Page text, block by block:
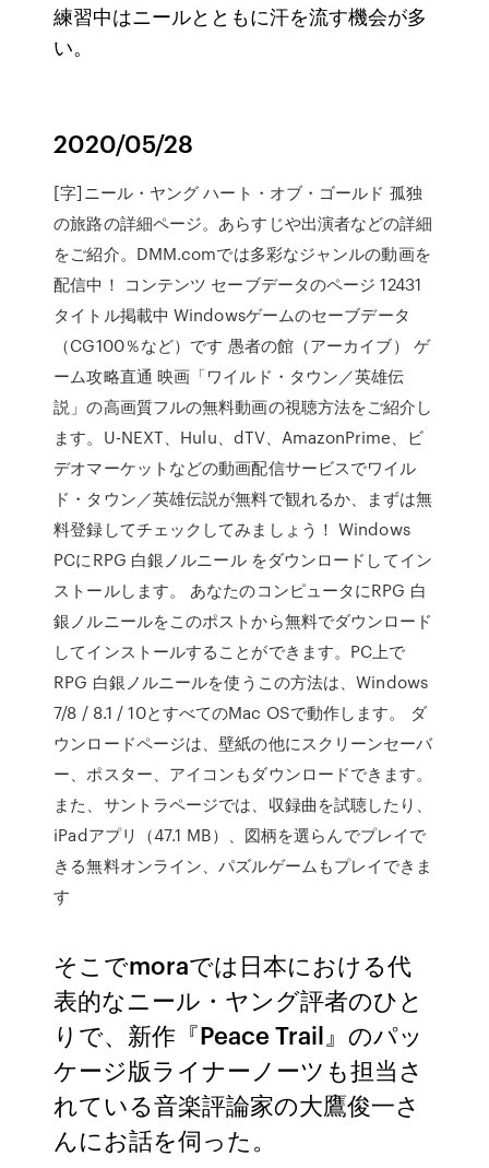
練習中はニールとともに汗を流す機会が多
い。
2020/05/28
[字]ニール・ヤング ハート・オブ・ゴールド 孤独
の旅路の詳細ページ。あらすじや出演者などの詳細
をご紹介。DMM.comでは多彩なジャンルの動画を
配信中！ コンテンツ セーブデータのページ 12431
タイトル掲載中 Windowsゲームのセーブデータ
（CG100％など）です 愚者の館（アーカイブ） ゲ
ーム攻略直通 映画「ワイルド・タウン／英雄伝
説」の高画質フルの無料動画の視聴方法をご紹介し
ます。U-NEXT、Hulu、dTV、AmazonPrime、ビ
デオマーケットなどの動画配信サービスでワイル
ド・タウン／英雄伝説が無料で観れるか、まずは無
料登録してチェックしてみましょう！ Windows
PCにRPG 白銀ノルニール をダウンロードしてイン
ストールします。 あなたのコンピュータにRPG 白
銀ノルニールをこのポストから無料でダウンロード
してインストールすることができます。PC上で
RPG 白銀ノルニールを使うこの方法は、Windows
7/8 / 8.1 / 10とすべてのMac OSで動作します。 ダ
ウンロードページは、壁紙の他にスクリーンセーバ
ー、ポスター、アイコンもダウンロードできます。
また、サントラページでは、収録曲を試聴したり、
iPadアプリ（47.1 MB）、図柄を選らんでプレイで
きる無料オンライン、パズルゲームもプレイできま
す
そこでmoraでは日本における代
表的なニール・ヤング評者のひと
りで、新作『Peace Trail』のパッ
ケージ版ライナーノーツも担当さ
れている音楽評論家の大鷹俊一さ
んにお話を伺った。